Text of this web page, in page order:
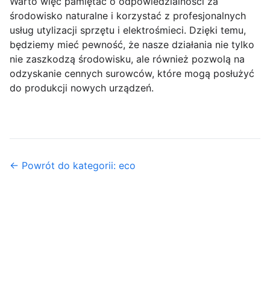
środowisko naturalne i korzystać z profesjonalnych
usług utylizacji sprzętu i elektrośmieci. Dzięki temu,
będziemy mieć pewność, że nasze działania nie tylko
nie zaszkodzą środowisku, ale również pozwolą na
odzyskanie cennych surowców, które mogą posłużyć
do produkcji nowych urządzeń.
← Powrót do kategorii: eco